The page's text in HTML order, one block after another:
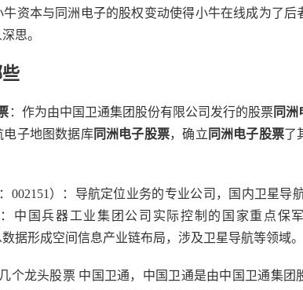
资本与同洲电子的股权变动使得小牛在线成为了后
思。
：作为由中国卫通集团股份有限公司发行的股票同洲
电子地图数据库同洲电子股票，确立 同洲电子股票了
002151）：导航定位业务的专业公司，国内卫星导
：中国兵器工业集团公司实际控制的国家重点保
据形成空间信息产业链布局，涉及卫星导航等领域。
个龙头股票 中国卫通，中国卫通是由中国卫通集团